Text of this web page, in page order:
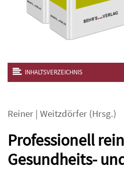
INHALTSVERZEICHNIS
Reiner | Weitzdörfer (Hrsg.)
Professionell
Gesundheits-